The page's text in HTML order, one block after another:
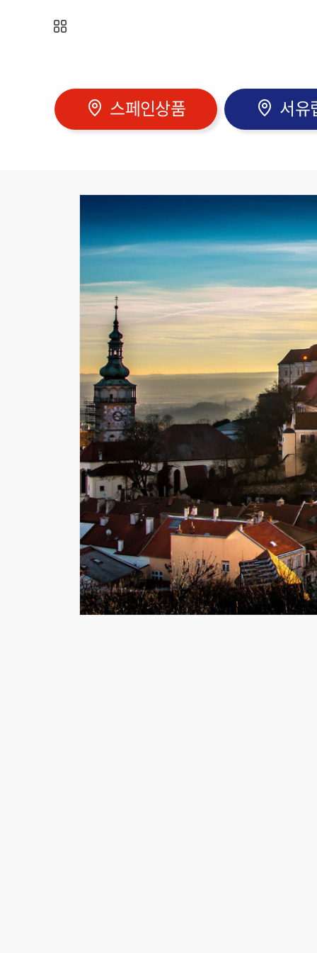
스페인상품 서유
동유럽 9일 B타입 (매주 금요